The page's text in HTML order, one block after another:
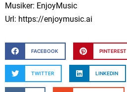
Musiker: EnjoyMusic
Url: https://enjoymusic.ai
FACEBOOK PINTEREST
TWITTER LINKEDIN